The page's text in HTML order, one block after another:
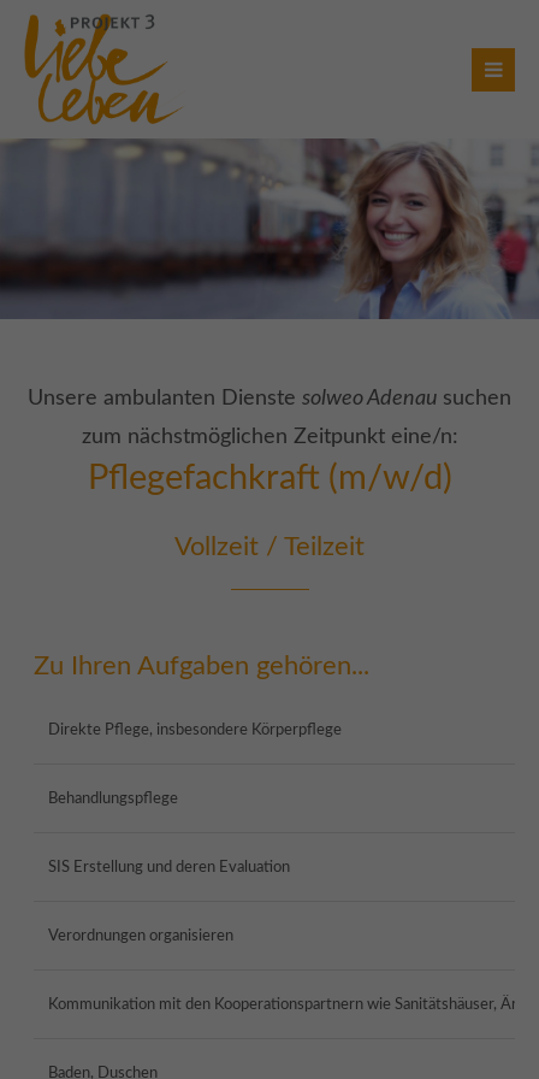
Login
Benutzername
Passwort
Anmelden
Register|Lost your password?
Lorem ipsum dolor sit amet:
We offer support for our customers
Cybersteel Inc.
San Francisco, CA 94102
Unsere ambulanten Dienste solweo Adenau suchen
zum nächstmöglichen Zeitpunkt eine/n:
Pflegefachkraft (m/w/d)
Vollzeit / Teilzeit
Zu Ihren Aufgaben gehören...
Direkte Pflege, insbesondere Körperpflege
Behandlungspflege
SIS Erstellung und deren Evaluation
Verordnungen organisieren
Kommunikation mit den Kooperationspartnern wie Sanitätshäuser,
Baden, Duschen